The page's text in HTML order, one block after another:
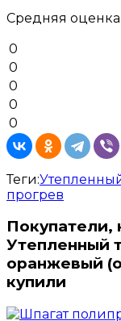
Средняя оценка
0
0
0
0
0
Теги:
прогрев
Покупатели,
Утепленный
оранжевый
купили